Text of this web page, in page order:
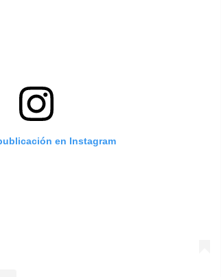
en Instagram